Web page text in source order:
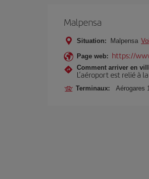
Malpensa
Situation: Malpensa
Page web: https://
Comment arriver en
L’aéroport est relié à
Terminaux: Aérogares